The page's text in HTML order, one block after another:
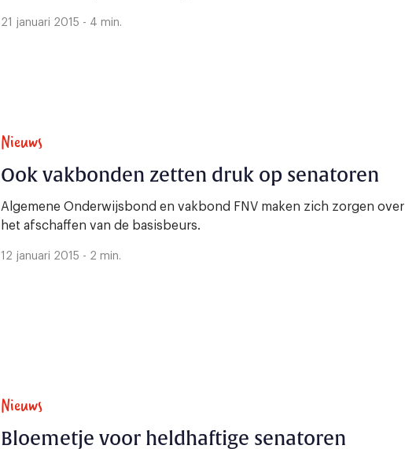
21 januari 2015 - 4 min.
Nieuws
Ook vakbonden zetten druk op senatoren
Algemene Onderwijsbond en vakbond FNV maken zich zorgen over
het afschaffen van de basisbeurs.
12 januari 2015 - 2 min.
Nieuws
Bloemetje voor heldhaftige senatoren